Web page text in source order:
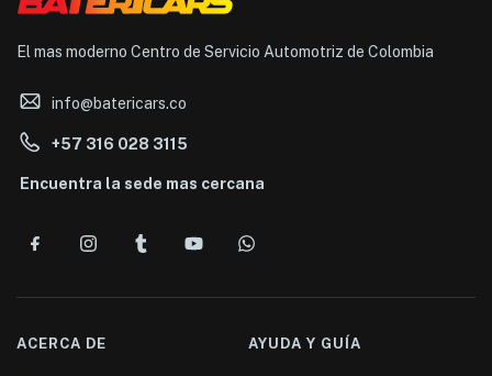
El mas moderno Centro de Servicio Automotriz de Colombia
info@batericars.co
+57 316 028 3115
Encuentra la sede mas cercana
ACERCA DE AYUDA Y GUÍA